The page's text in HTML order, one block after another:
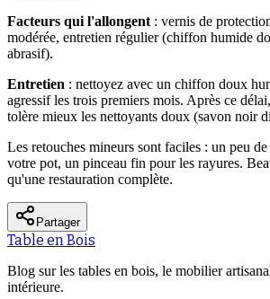
Facteurs qui l'allongent : vernis de
modérée, entretien régulier (chiffon humide
abrasif).
Entretien : nettoyez avec un chiffon doux
agressif les trois premiers mois. Après ce
tolère mieux les nettoyants doux (savon noir
Les retouches mineurs sont faciles : un peu
votre pot, un pinceau fin pour les rayures.
qu'une restauration complète.
Partager
Table en Bois
Blog sur les tables en bois, le mobilier
intérieure.